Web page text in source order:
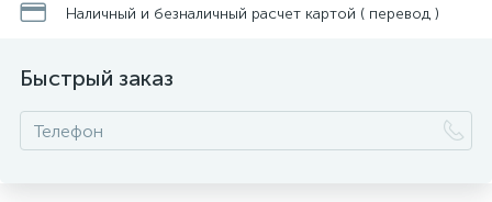
Наличный и безналичный расчет картой ( перевод )
Быстрый заказ